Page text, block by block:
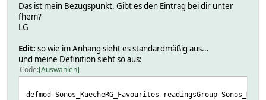
Das ist mein Bezugspunkt. Gibt es den Eintrag bei dir unter
fhem?
LG
Edit: so wie im Anhang sieht es standardmäßig aus...
und meine Definition sieht so aus:
Code Auswählen
defmod Sonos_KuecheRG_Favourites readingsGroup